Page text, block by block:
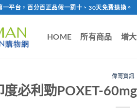
平台，百分百正品假一罰十、30天免費退換。
HOME 所有商品 增
偉哥資訊
度必利勁POXET-